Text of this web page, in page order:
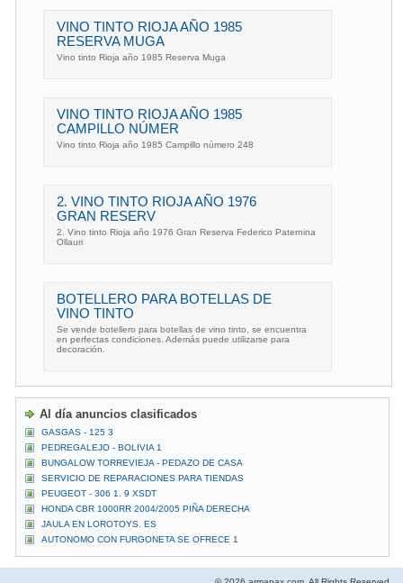
VINO TINTO RIOJA AÑO 1985
RESERVA MUGA
Vino tinto Rioja año 1985 Reserva Muga
VINO TINTO RIOJA AÑO 1985
CAMPILLO NÚMER
Vino tinto Rioja año 1985 Campillo número 248
2. VINO TINTO RIOJA AÑO 1976
GRAN RESERV
2. Vino tinto Rioja año 1976 Gran Reserva Federico Paternina
Ollauri
BOTELLERO PARA BOTELLAS DE
VINO TINTO
Se vende botellero para botellas de vino tinto, se encuentra
en perfectas condiciones. Además puede utilizarse para
decoración.
Al día anuncios clasificados
GASGAS - 125 3
PEDREGALEJO - BOLIVIA 1
BUNGALOW TORREVIEJA - PEDAZO DE CASA
SERVICIO DE REPARACIONES PARA TIENDAS
PEUGEOT - 306 1. 9 XSDT
HONDA CBR 1000RR 2004/2005 PIÑA DERECHA
JAULA EN LOROTOYS. ES
AUTONOMO CON FURGONETA SE OFRECE 1